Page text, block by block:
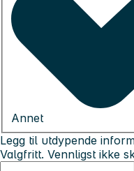
Annet
Legg til utdypende
Valgfritt. Vennligst ikke